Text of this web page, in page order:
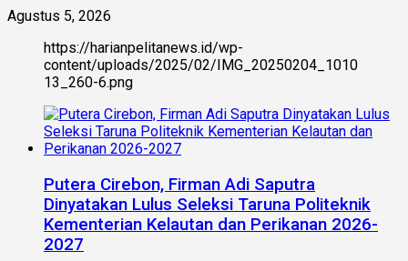
Agustus 5, 2026
https://harianpelitanews.id/wp-
content/uploads/2025/02/IMG_20250204_1010
13_260-6.png
Putera Cirebon, Firman Adi Saputra
Dinyatakan Lulus Seleksi Taruna Politeknik
Kementerian Kelautan dan Perikanan 2026-
2027